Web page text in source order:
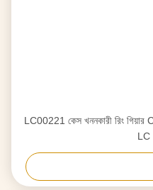
LC00221 কেস খননকারী রিং
LC